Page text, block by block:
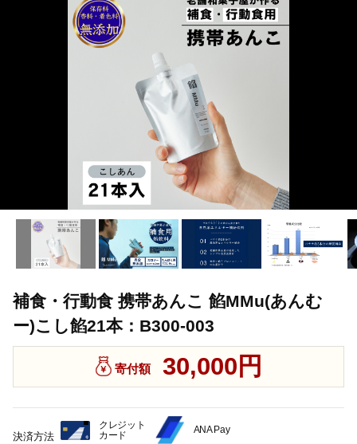
補食・行動食 携帯あんこ 餡MMu(あんむ
ー)こし餡21本：B300-003
寄付額 30,000円
決済方法
クレジット
カード
ANA Pay